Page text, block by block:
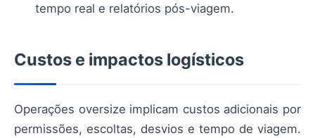
tempo real e relatórios pós-viagem.
Custos e impactos logísticos
Operações oversize implicam custos adicionais por
permissões, escoltas, desvios e tempo de viagem.